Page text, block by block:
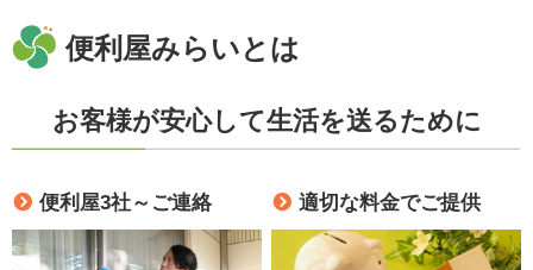
便利屋みらいとは
お客様が安心して生活を送るために
便利屋3社～ご連絡 適切な料金でご提供